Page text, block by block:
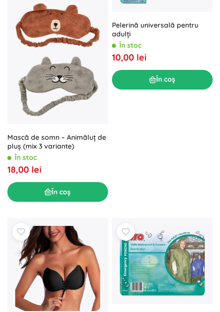
Mască de somn – Animăluț de
pluș (mix 3 variante)
În stoc
18,00 lei
În coș
Pelerină universală pentru
adulți
În stoc
10,00 lei
În coș